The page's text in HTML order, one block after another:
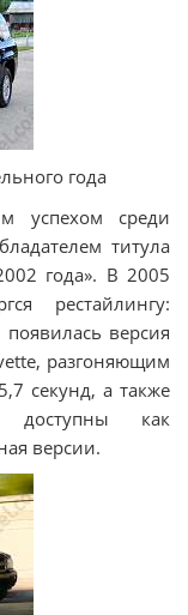
года
успехом среди
титула
года». В 2005
рестайлингу:
версия
разгоняющим
секунд, а также
доступны как
версии.